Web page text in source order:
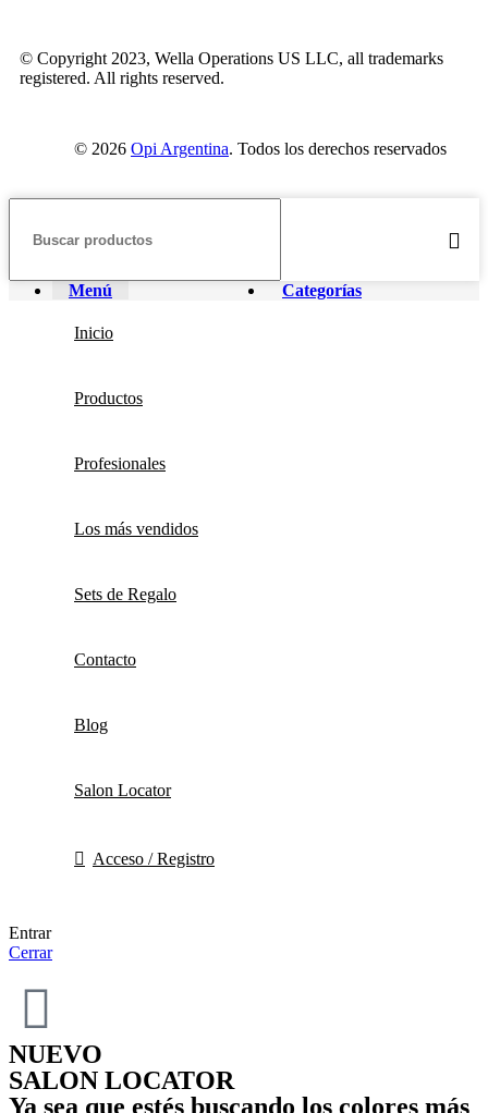
© Copyright 2023, Wella Operations US LLC, all trademarks
registered. All rights reserved.
© 2026 Opi Argentina. Todos los derechos reservados
Menú Categorías
Inicio
Productos
Profesionales
Los más vendidos
Sets de Regalo
Contacto
Blog
Salon Locator
Acceso / Registro
Entrar
Cerrar
NUEVO
SALON LOCATOR
Ya sea que estés buscando los colores más